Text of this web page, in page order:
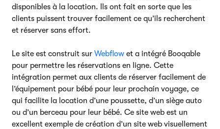
disponibles à la location. Ils ont fait en sorte que les
clients puissent trouver facilement ce qu’ils recherchent
et réserver sans effort.
Le site est construit sur Webflow et a intégré Booqable
pour permettre les réservations en ligne. Cette
intégration permet aux clients de réserver facilement de
l’équipement pour bébé pour leur prochain voyage, ce
qui facilite la location d’une poussette, d’un siège auto
ou d’un berceau pour leur bébé. Ce site web est un
excellent exemple de création d’un site web visuellement